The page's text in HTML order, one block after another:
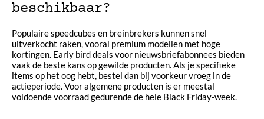
beschikbaar?
Populaire speedcubes en breinbrekers kunnen snel
uitverkocht raken, vooral premium modellen met hoge
kortingen. Early bird deals voor nieuwsbriefabonnees bieden
vaak de beste kans op gewilde producten. Als je specifieke
items op het oog hebt, bestel dan bij voorkeur vroeg in de
actieperiode. Voor algemene producten is er meestal
voldoende voorraad gedurende de hele Black Friday-week.